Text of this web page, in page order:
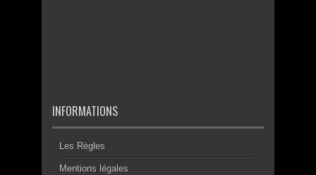
INFORMATIONS
Les Règles
Mentions légales